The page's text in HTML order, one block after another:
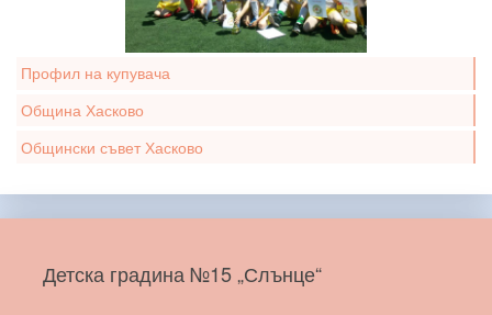
Профил на купувача
Община Хасково
Общински съвет Хасково
Детска градина №15 „Слънце“